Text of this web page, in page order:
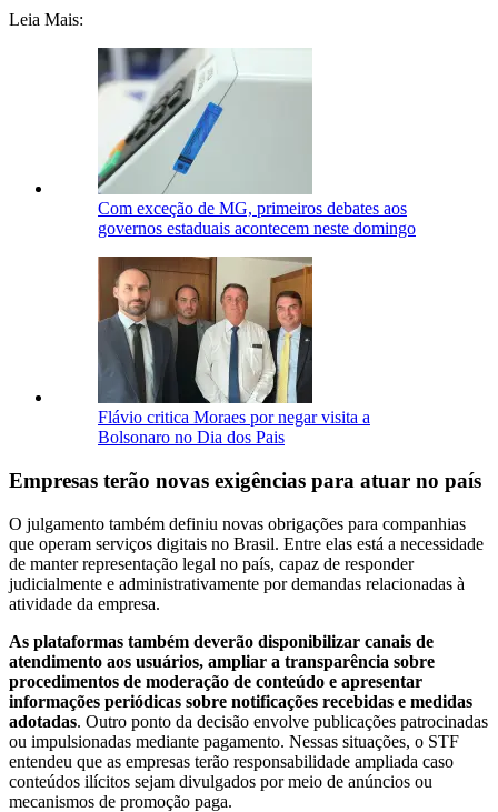
Leia Mais:
Com exceção de MG, primeiros debates aos
governos estaduais acontecem neste domingo
Flávio critica Moraes por negar visita a
Bolsonaro no Dia dos Pais
Empresas terão novas exigências para atuar no país
O julgamento também definiu novas obrigações para companhias
que operam serviços digitais no Brasil. Entre elas está a necessidade
de manter representação legal no país, capaz de responder
judicialmente e administrativamente por demandas relacionadas à
atividade da empresa.
As plataformas também deverão disponibilizar canais de
atendimento aos usuários, ampliar a transparência sobre
procedimentos de moderação de conteúdo e apresentar
informações periódicas sobre notificações recebidas e medidas
adotadas. Outro ponto da decisão envolve publicações patrocinadas
ou impulsionadas mediante pagamento. Nessas situações, o STF
entendeu que as empresas terão responsabilidade ampliada caso
conteúdos ilícitos sejam divulgados por meio de anúncios ou
mecanismos de promoção paga.